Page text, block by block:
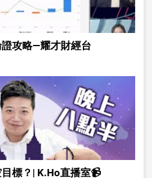
攻略—耀才財經台
標？| K.Ho直播室📹